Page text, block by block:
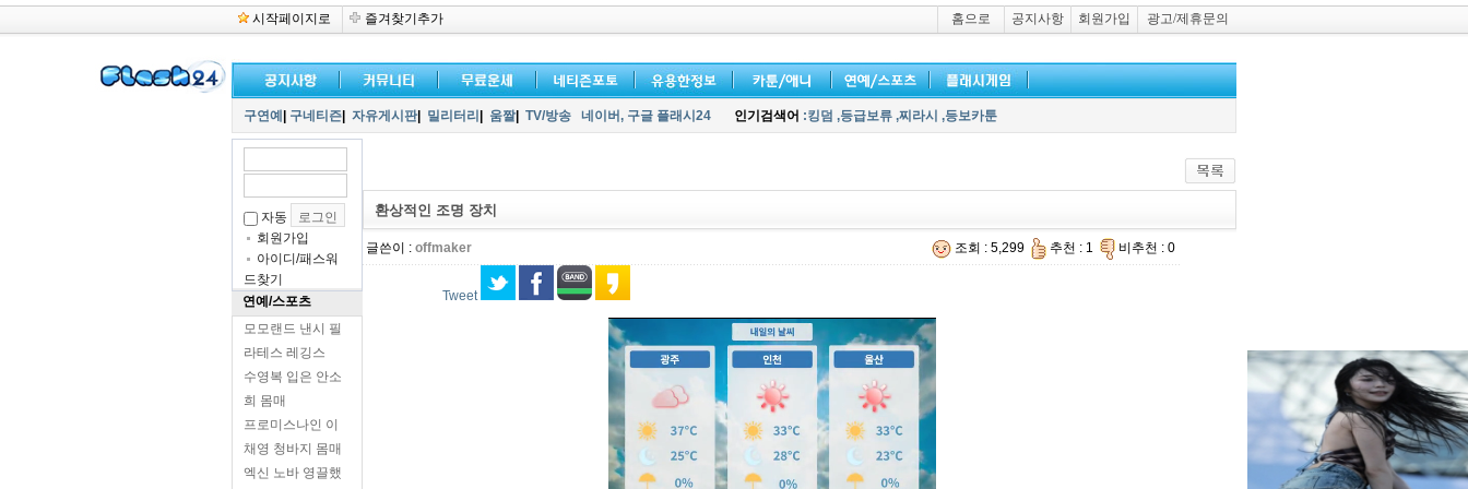
시작페이지로 즐겨찾기추가 홈으로 공지사항 회원가입 광고/제휴문의
구연예 구네티즌 자유게시판| 밀리터리 움짤| TV/방송 네이버, 구글 플래시24 인기검색어 :킹덤 ,등급보류 ,찌라시 ,등보카툰
자동
회원가입
아이디/패스워
드찾기
연예/스포츠
모모랜드 낸시 필
라테스 레깅스
수영복 입은 안소
희 몸매
프로미스나인 이
채영 청바지 몸매
엑신 노바 영끌했
환상적인 조명 장치
글쓴이 : offmaker 조회 : 5,299 추천 : 1 비추천 : 0
Tweet